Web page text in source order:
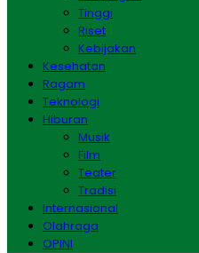
Tinggi
Riset
Kebijakan
Kesehatan
Ragam
Teknologi
Hiburan
Musik
Film
Teater
Tradisi
Internasional
Olahraga
OPINI